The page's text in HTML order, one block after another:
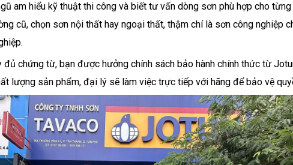
am hiểu kỹ thuật thi công và biết tư vấn dòng sơn phù hợp cho
cũ, chọn sơn nội thất hay ngoại thất, thậm chí là sơn công nghiệp
đủ chứng từ, bạn được hưởng chính sách bảo hành chính thức từ
lượng sản phẩm, đại lý sẽ làm việc trực tiếp với hãng để bảo vệ